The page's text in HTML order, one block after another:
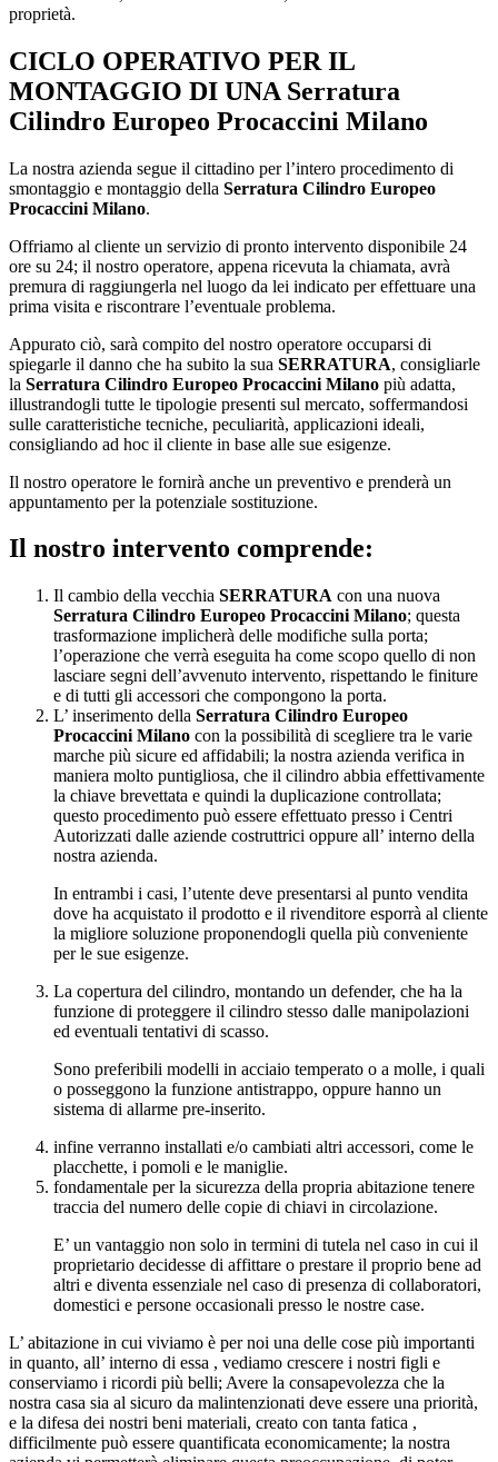
proprietà.
CICLO OPERATIVO PER IL
MONTAGGIO DI UNA Serratura
Cilindro Europeo Procaccini Milano
La nostra azienda segue il cittadino per l’intero procedimento di
smontaggio e montaggio della Serratura Cilindro Europeo
Procaccini Milano.
Offriamo al cliente un servizio di pronto intervento disponibile 24
ore su 24; il nostro operatore, appena ricevuta la chiamata, avrà
premura di raggiungerla nel luogo da lei indicato per effettuare una
prima visita e riscontrare l’eventuale problema.
Appurato ciò, sarà compito del nostro operatore occuparsi di
spiegarle il danno che ha subito la sua SERRATURA, consigliarle
la Serratura Cilindro Europeo Procaccini Milano più adatta,
illustrandogli tutte le tipologie presenti sul mercato, soffermandosi
sulle caratteristiche tecniche, peculiarità, applicazioni ideali,
consigliando ad hoc il cliente in base alle sue esigenze.
Il nostro operatore le fornirà anche un preventivo e prenderà un
appuntamento per la potenziale sostituzione.
Il nostro intervento comprende:
Il cambio della vecchia SERRATURA con una nuova
Serratura Cilindro Europeo Procaccini Milano; questa
trasformazione implicherà delle modifiche sulla porta;
l’operazione che verrà eseguita ha come scopo quello di non
lasciare segni dell’avvenuto intervento, rispettando le finiture
e di tutti gli accessori che compongono la porta.
L’ inserimento della Serratura Cilindro Europeo
Procaccini Milano con la possibilità di scegliere tra le varie
marche più sicure ed affidabili; la nostra azienda verifica in
maniera molto puntigliosa, che il cilindro abbia effettivamente
la chiave brevettata e quindi la duplicazione controllata;
questo procedimento può essere effettuato presso i Centri
Autorizzati dalle aziende costruttrici oppure all’ interno della
nostra azienda.
In entrambi i casi, l’utente deve presentarsi al punto vendita
dove ha acquistato il prodotto e il rivenditore esporrà al cliente
la migliore soluzione proponendogli quella più conveniente
per le sue esigenze.
La copertura del cilindro, montando un defender, che ha la
funzione di proteggere il cilindro stesso dalle manipolazioni
ed eventuali tentativi di scasso.
Sono preferibili modelli in acciaio temperato o a molle, i quali
o posseggono la funzione antistrappo, oppure hanno un
sistema di allarme pre-inserito.
infine verranno installati e/o cambiati altri accessori, come le
placchette, i pomoli e le maniglie.
fondamentale per la sicurezza della propria abitazione tenere
traccia del numero delle copie di chiavi in circolazione.
E’ un vantaggio non solo in termini di tutela nel caso in cui il
proprietario decidesse di affittare o prestare il proprio bene ad
altri e diventa essenziale nel caso di presenza di collaboratori,
domestici e persone occasionali presso le nostre case.
L’ abitazione in cui viviamo è per noi una delle cose più importanti
in quanto, all’ interno di essa , vediamo crescere i nostri figli e
conserviamo i ricordi più belli; Avere la consapevolezza che la
nostra casa sia al sicuro da malintenzionati deve essere una priorità,
e la difesa dei nostri beni materiali, creato con tanta fatica ,
difficilmente può essere quantificata economicamente; la nostra